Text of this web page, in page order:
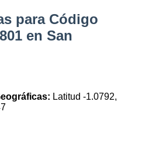
para Código
en San
Latitud -1.0792,